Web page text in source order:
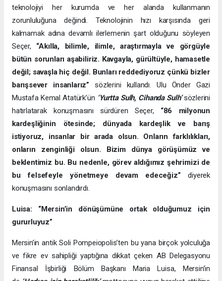
teknolojiyi her kurumda ve her alanda kullanmanın
zorunluluğuna değindi. Teknolojinin hızı karşısında geri
kalmamak adına devamlı ilerlemenin şart olduğunu söyleyen
Seçer, “Akılla, bilimle, ilimle, araştırmayla ve görgüyle
bütün sorunları aşabiliriz. Kavgayla, gürültüyle, hamasetle
değil; savaşla hiç değil. Bunları reddediyoruz çünkü bizler
barışsever insanlarız”sözlerini kullandı. Ulu Önder Gazi
Mustafa Kemal Atatürk’ün ‘Yurtta Sulh, Cihanda Sulh’sözlerini
hatırlatarak konuşmasını sürdüren Seçer, “86 milyonun
kardeşliğinin ötesinde; dünyada kardeşlik ve barış
istiyoruz, insanlar bir arada olsun. Onların farklılıkları,
onların zenginliği olsun. Bizim dünya görüşümüz ve
beklentimiz bu. Bu nedenle, görev aldığımız şehrimizi de
bu felsefeyle yönetmeye devam edeceğiz”diyerek
konuşmasını sonlandırdı.
Luisa: “Mersin’in dönüşümüne ortak olduğumuz için
gururluyuz”
Mersin’in antik Soli Pompeiopolis’ten bu yana birçok yolculuğa
ve fikre ev sahipliği yaptığına dikkat çeken AB Delegasyonu
Finansal İşbirliği Bölüm Başkanı Maria Luisa, Mersin’in